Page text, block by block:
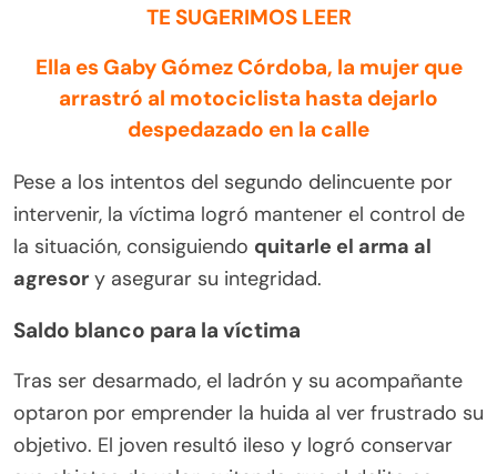
TE SUGERIMOS LEER
Ella es Gaby Gómez Córdoba, la mujer que
arrastró al motociclista hasta dejarlo
despedazado en la calle
Pese a los intentos del segundo delincuente por
intervenir, la víctima logró mantener el control de
la situación, consiguiendo quitarle el arma al
agresor y asegurar su integridad.
Saldo blanco para la víctima
Tras ser desarmado, el ladrón y su acompañante
optaron por emprender la huida al ver frustrado su
objetivo. El joven resultó ileso y logró conservar